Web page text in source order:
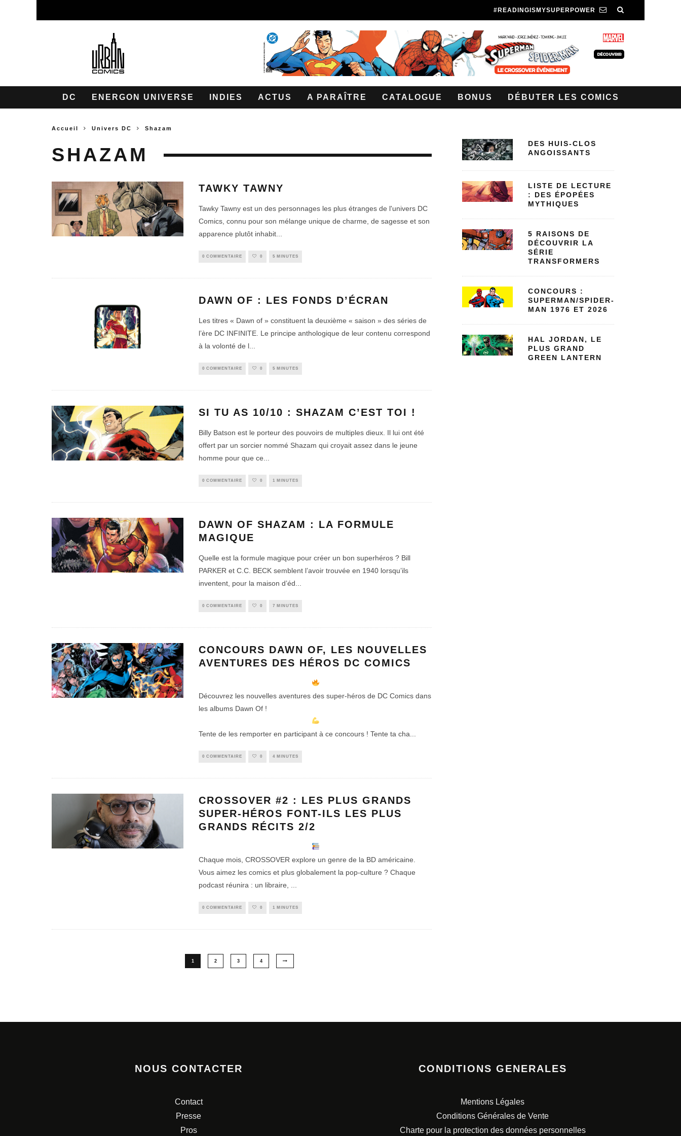
#READINGISMYSUPERPOWER
DC ENERGON UNIVERSE INDIES ACTUS A PARAÎTRE CATALOGUE BONUS DÉBUTER LES COMICS
Accueil Univers DC Shazam
SHAZAM
TAWKY TAWNY
Tawky Tawny est un des personnages les plus étranges de l'univers DC
Comics, connu pour son mélange unique de charme, de sagesse et son
apparence plutôt inhabit...
0 COMMENTAIRE 0 5 MINUTES
DAWN OF : LES FONDS D’ÉCRAN
Les titres « Dawn of » constituent la deuxième « saison » des séries de
l’ère DC INFINITE. Le principe anthologique de leur contenu correspond
à la volonté de l...
0 COMMENTAIRE 0 5 MINUTES
SI TU AS 10/10 : SHAZAM C’EST TOI !
Billy Batson est le porteur des pouvoirs de multiples dieux. Il lui ont été
offert par un sorcier nommé Shazam qui croyait assez dans le jeune
homme pour que ce
0 COMMENTAIRE 0 1 MINUTES
DAWN OF SHAZAM : LA FORMULE
MAGIQUE
Quelle est la formule magique pour créer un bon superhéros ? Bill
PARKER et C.C. BECK semblent l’avoir trouvée en 1940 lorsqu’ils
inventent, pour la maison d’éd
0 COMMENTAIRE 0 7 MINUTES
CONCOURS DAWN OF, LES NOUVELLES
AVENTURES DES HÉROS DC COMICS
Découvrez les nouvelles aventures des super-héros de DC Comics dans
les albums Dawn Of !
Tente de les remporter en participant à ce concours ! Tente ta cha
0 COMMENTAIRE 0 4 MINUTES
CROSSOVER #2 : LES PLUS GRANDS
SUPER-HÉROS FONT-ILS LES PLUS
GRANDS RÉCITS 2/2
Chaque mois, CROSSOVER explore un genre de la BD américaine.
Vous aimez les comics et plus globalement la pop-culture ? Chaque
podcast réunira : un libraire,
0 COMMENTAIRE 0 1 MINUTES
1 2 3 4
DES HUIS-CLOS
ANGOISSANTS
LISTE DE LECTURE
: DES ÉPOPÉES
MYTHIQUES
5 RAISONS DE
DÉCOUVRIR LA
SÉRIE
TRANSFORMERS
CONCOURS :
SUPERMAN/SPIDER-
MAN 1976 ET 2026
HAL JORDAN, LE
PLUS GRAND
GREEN LANTERN
NOUS CONTACTER
Contact
Presse
Pros
CONDITIONS GENERALES
Mentions Légales
Conditions Générales de Vente
Charte pour la protection des données personnelles